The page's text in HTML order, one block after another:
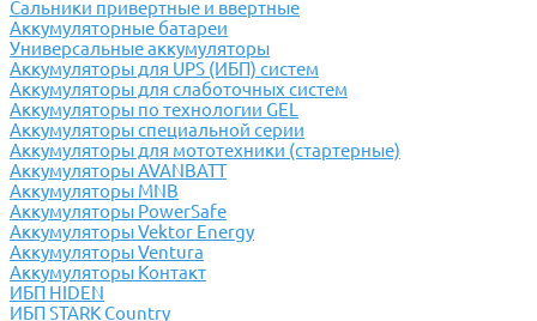
Сальники привертные и ввертные
Аккумуляторные батареи
Универсальные аккумуляторы
Аккумуляторы для UPS (ИБП) систем
Аккумуляторы для слаботочных систем
Аккумуляторы по технологии GEL
Аккумуляторы специальной серии
Аккумуляторы для мототехники (стартерные)
Аккумуляторы AVANBATT
Аккумуляторы MNB
Аккумуляторы PowerSafe
Аккумуляторы Vektor Energy
Аккумуляторы Ventura
Аккумуляторы Контакт
ИБП HIDEN
ИБП STARK Country